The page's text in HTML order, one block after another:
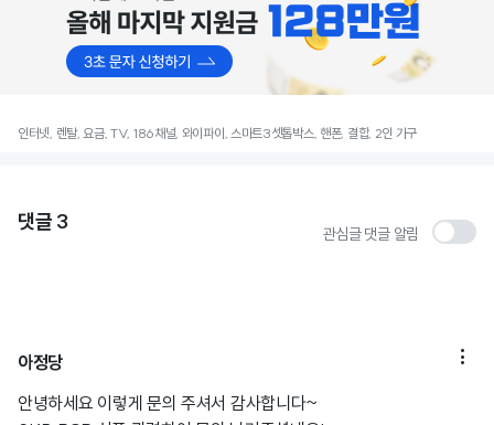
인터넷, 렌탈, 요금, TV, 186채널, 와이파이, 스마트3셋톱박스, 핸폰, 결합, 2인 가구
댓글 3 관심글 댓글 알림
아정당 
안녕하세요 이렇게 문의 주셔서 감사합니다~